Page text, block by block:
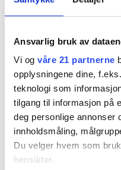
Ansvarlig bruk av
Vi og våre 21 partnerne
opplysningene dine,
teknologi som
tilgang til informasjon på
deg personlige annonser
innholdsmåling,
Du velger hvem som
hensikter.
Del artikkel
Flere